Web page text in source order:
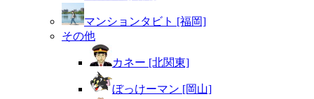
マンションタビト [福岡]
その他
カネー [北関東]
ぼっけーマン [岡山]